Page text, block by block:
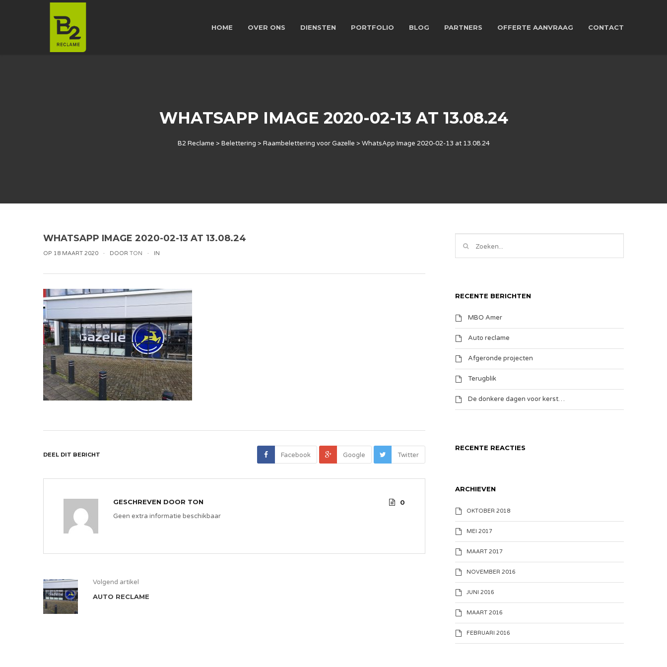
HOME OVER ONS DIENSTEN PORTFOLIO BLOG PARTNERS OFFERTE AANVRAAG CONTACT
WHATSAPP IMAGE 2020-02-13 AT 13.08.24
B2 Reclame > Belettering > Raambelettering voor Gazelle > WhatsApp Image 2020-02-13 at 13.08.24
WHATSAPP IMAGE 2020-02-13 AT 13.08.24
OP 18 MAART 2020 DOOR TON IN
DEEL DIT BERICHT Twitter
Google
Facebook
GESCHREVEN DOOR TON
0
Geen extra informatie beschikbaar
Volgend artikel
AUTO RECLAME
RECENTE BERICHTEN
MBO Amer
Auto reclame
Afgeronde projecten
Terugblik
De donkere dagen voor kerst…
RECENTE REACTIES
ARCHIEVEN
OKTOBER 2018
MEI 2017
MAART 2017
NOVEMBER 2016
JUNI 2016
MAART 2016
FEBRUARI 2016